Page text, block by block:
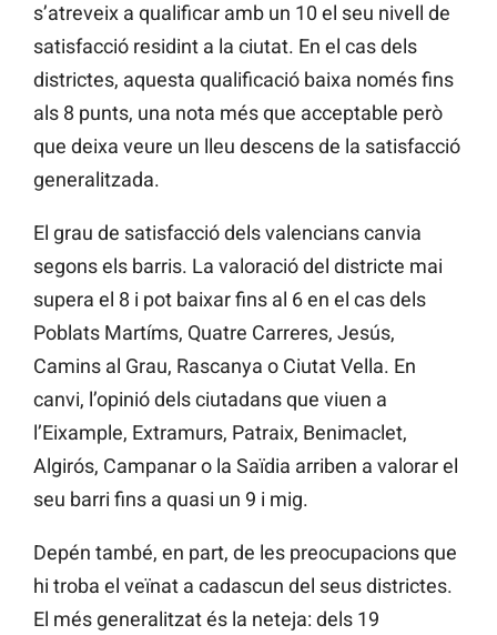
s’atreveix a qualificar amb un 10 el seu nivell de
satisfacció residint a la ciutat. En el cas dels
districtes, aquesta qualificació baixa només fins
als 8 punts, una nota més que acceptable però
que deixa veure un lleu descens de la satisfacció
generalitzada.
El grau de satisfacció dels valencians canvia
segons els barris. La valoració del districte mai
supera el 8 i pot baixar fins al 6 en el cas dels
Poblats Martíms, Quatre Carreres, Jesús,
Camins al Grau, Rascanya o Ciutat Vella. En
canvi, l’opinió dels ciutadans que viuen a
l’Eixample, Extramurs, Patraix, Benimaclet,
Algirós, Campanar o la Saïdia arriben a valorar el
seu barri fins a quasi un 9 i mig.
Depén també, en part, de les preocupacions que
hi troba el veïnat a cadascun del seus districtes.
El més generalitzat és la neteja: dels 19